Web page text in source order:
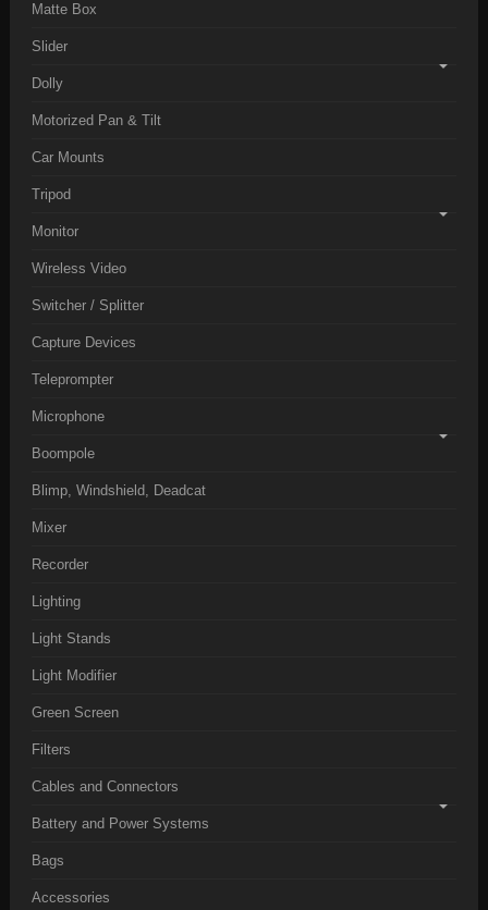
Matte Box
Slider
Dolly
Motorized Pan & Tilt
Car Mounts
Tripod
Monitor
Wireless Video
Switcher / Splitter
Capture Devices
Teleprompter
Microphone
Boompole
Blimp, Windshield, Deadcat
Mixer
Recorder
Lighting
Light Stands
Light Modifier
Green Screen
Filters
Cables and Connectors
Battery and Power Systems
Bags
Accessories